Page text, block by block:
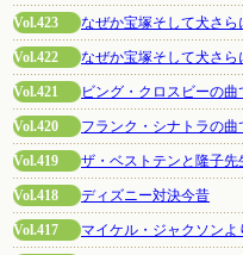
Vol.423 なぜか宝塚そして犬さ
Vol.422 なぜか宝塚そして犬さら
Vol.421 ビング・クロスビーの曲
Vol.420 フランク・シナトラの曲
Vol.419 ザ・ベストテンと隆子先
Vol.418 ディズニー対決今昔
Vol.417 マイケル・ジャクソン